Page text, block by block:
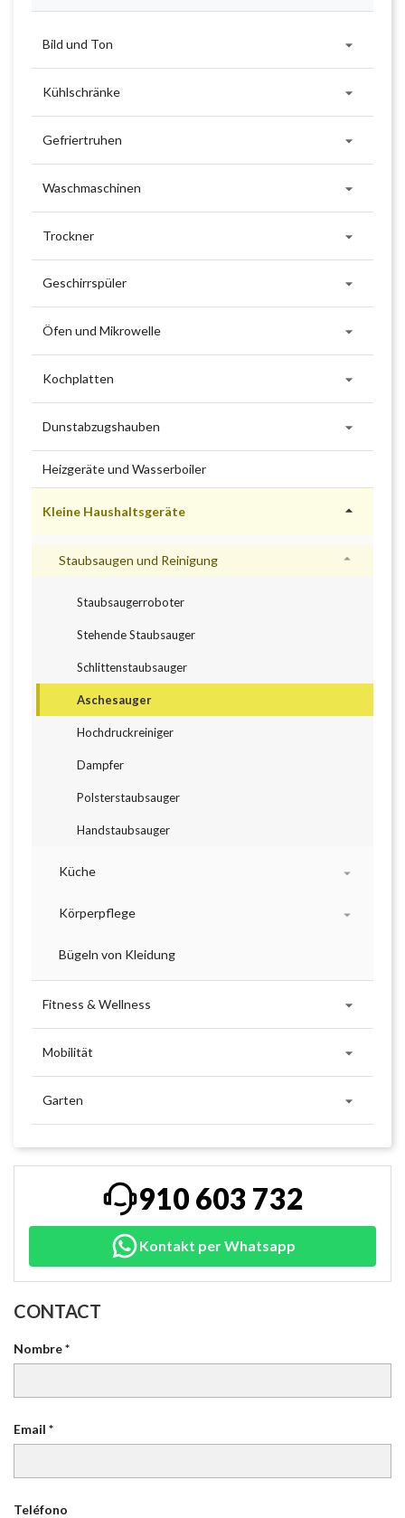
Bild und Ton 
Kühlschränke 
Gefriertruhen 
Waschmaschinen 
Trockner 
Geschirrspüler 
Öfen und Mikrowelle 
Kochplatten 
Dunstabzugshauben 
Heizgeräte und Wasserboiler
Kleine Haushaltsgeräte 
Staubsaugen und Reinigung 
Staubsaugerroboter
Stehende Staubsauger
Schlittenstaubsauger
Aschesauger
Hochdruckreiniger
Dampfer
Polsterstaubsauger
Handstaubsauger
Küche 
Körperpflege 
Bügeln von Kleidung
Fitness & Wellness 
Mobilität 
Garten 
910 603 732
Kontakt per Whatsapp
CONTACT
Nombre *
Email *
Teléfono